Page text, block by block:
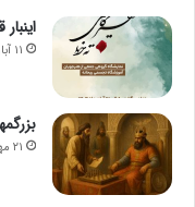
۱۱ آبان ۱۴۰۴
۲۱ مهر ۱۴۰۴